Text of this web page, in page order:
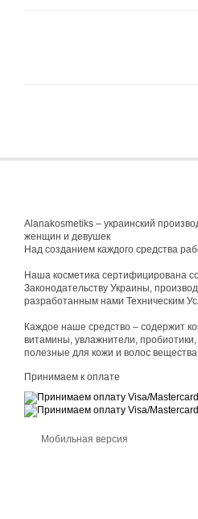
Alanakosmetiks – украинский
женщин и девушек
Над созданием каждого средства
Наша косметика сертифицирована
Законодательству Украины,
разработанным нами Техническим
Каждое наше средство – содержит
витамины, увлажнители,
полезные для кожи и волос
Принимаем к оплате
Мобильная версия